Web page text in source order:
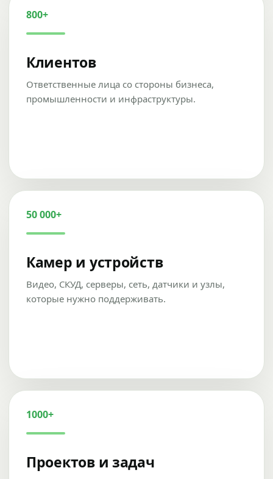
800+
Клиентов
Ответственные лица со стороны бизнеса,
промышленности и инфраструктуры.
50 000+
Камер и устройств
Видео, СКУД, серверы, сеть, датчики и узлы,
которые нужно поддерживать.
1000+
Проектов и задач